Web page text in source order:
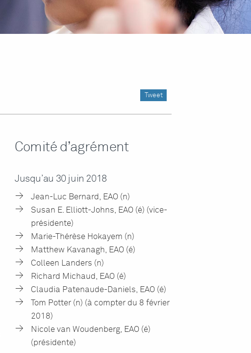
Tweet
Comité d’agrément
Jusqu’au 30 juin 2018
Jean-Luc Bernard, EAO (n)
Susan E. Elliott-Johns, EAO (é) (vice-
présidente)
Marie-Thérèse Hokayem (n)
Matthew Kavanagh, EAO (é)
Colleen Landers (n)
Richard Michaud, EAO (é)
Claudia Patenaude-Daniels, EAO (é)
Tom Potter (n) (à compter du 8 février
2018)
Nicole van Woudenberg, EAO (é)
(présidente)